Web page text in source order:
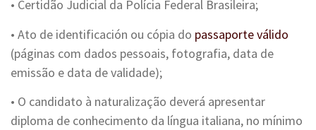
• Certidão Judicial da Polícia Federal Brasileira;
• Ato de identificación ou cópia do passaporte válido
(páginas com dados pessoais, fotografia, data de
emissão e data de validade);
• O candidato à naturalização deverá apresentar
diploma de conhecimento da língua italiana, no mínimo